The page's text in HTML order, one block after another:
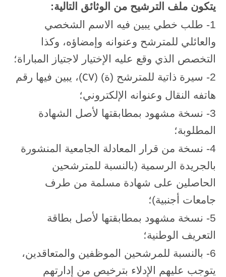
يتكون ملف الترشيح من الوثائق التالية:
1- طلب خطي يبين فيه الاسم الشخصي
والعائلي للمترشح وعنوانه وإمضاؤه، وكذا
التخصص الذي وقع عليه الإختيار لاجتياز المباراة؛
2- سيرة ذاتية للمترشح (ة) (
CV)، يبين فيها رقم
هاتفه النقال وعنوانه الإلكتروني؛
3- نسخة مشهود بمطابقتها لأصل الشهادة
المطلوبة؛
4- نسخة من قرار المعادلة الجامعية المنشورة
بالجريدة الرسمية (بالنسبة للمترشحين
الحاصلين على شهادة مسلمة من طرف
جامعات أجنبية)؛
5- نسخة مشهود بمطابقتها لأصل بطاقة
التعريف الوطنية؛
6- بالنسبة للمرشحين الموظفين والمتعاقدين،
يتوجب عليهم الإدلاء بترخيص من إدارتهم